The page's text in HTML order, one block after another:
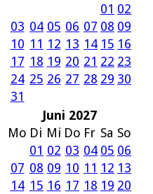
01 02
03 04 05 06 07 08 09
10 11 12 13 14 15 16
17 18 19 20 21 22 23
24 25 26 27 28 29 30
31
Juni 2027
Mo Di Mi Do Fr Sa So
01 02 03 04 05 06
07 08 09 10 11 12 13
14 15 16 17 18 19 20